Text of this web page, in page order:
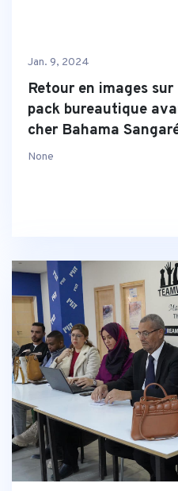
Jan. 9, 2024
Retour en images
pack bureautique
cher Bahama
None